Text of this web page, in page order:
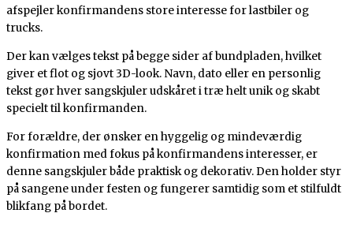
afspejler konfirmandens store interesse for lastbiler og
trucks.
Der kan vælges tekst på begge sider af bundpladen, hvilket
giver et flot og sjovt 3D-look. Navn, dato eller en personlig
tekst gør hver sangskjuler udskåret i træ helt unik og skabt
specielt til konfirmanden.
For forældre, der ønsker en hyggelig og mindeværdig
konfirmation med fokus på konfirmandens interesser, er
denne sangskjuler både praktisk og dekorativ. Den holder styr
på sangene under festen og fungerer samtidig som et stilfuldt
blikfang på bordet.